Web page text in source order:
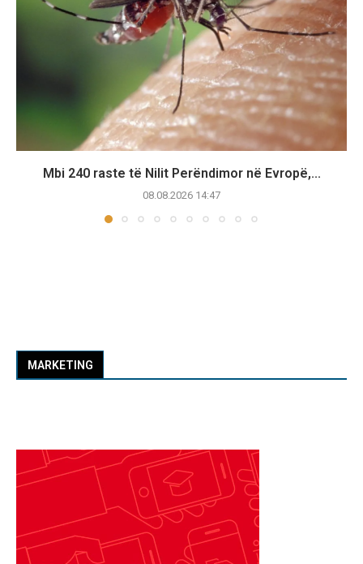
Mbi 240 raste të Nilit Perëndimor në Evropë,...
08.08.2026 14:47
MARKETING